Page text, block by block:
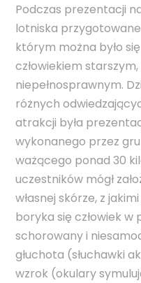
Podczas prezentacji
lotniska
którym można było
człowiekiem
niepełnosprawnym.
różnych
atrakcji była
wykonanego przez
ważącego ponad 30
uczestników mógł
własnej skórze, z
boryka się człowiek w
schorowany i
głuchota (słuchawki
wzrok (okulary